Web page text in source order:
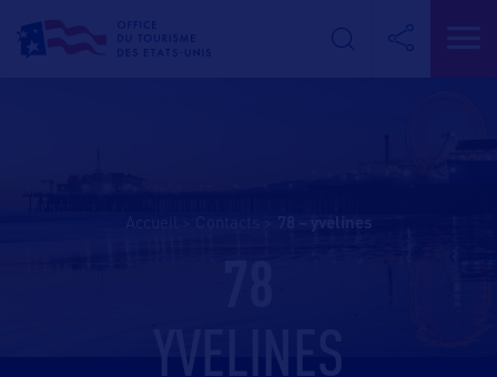
YVELINES